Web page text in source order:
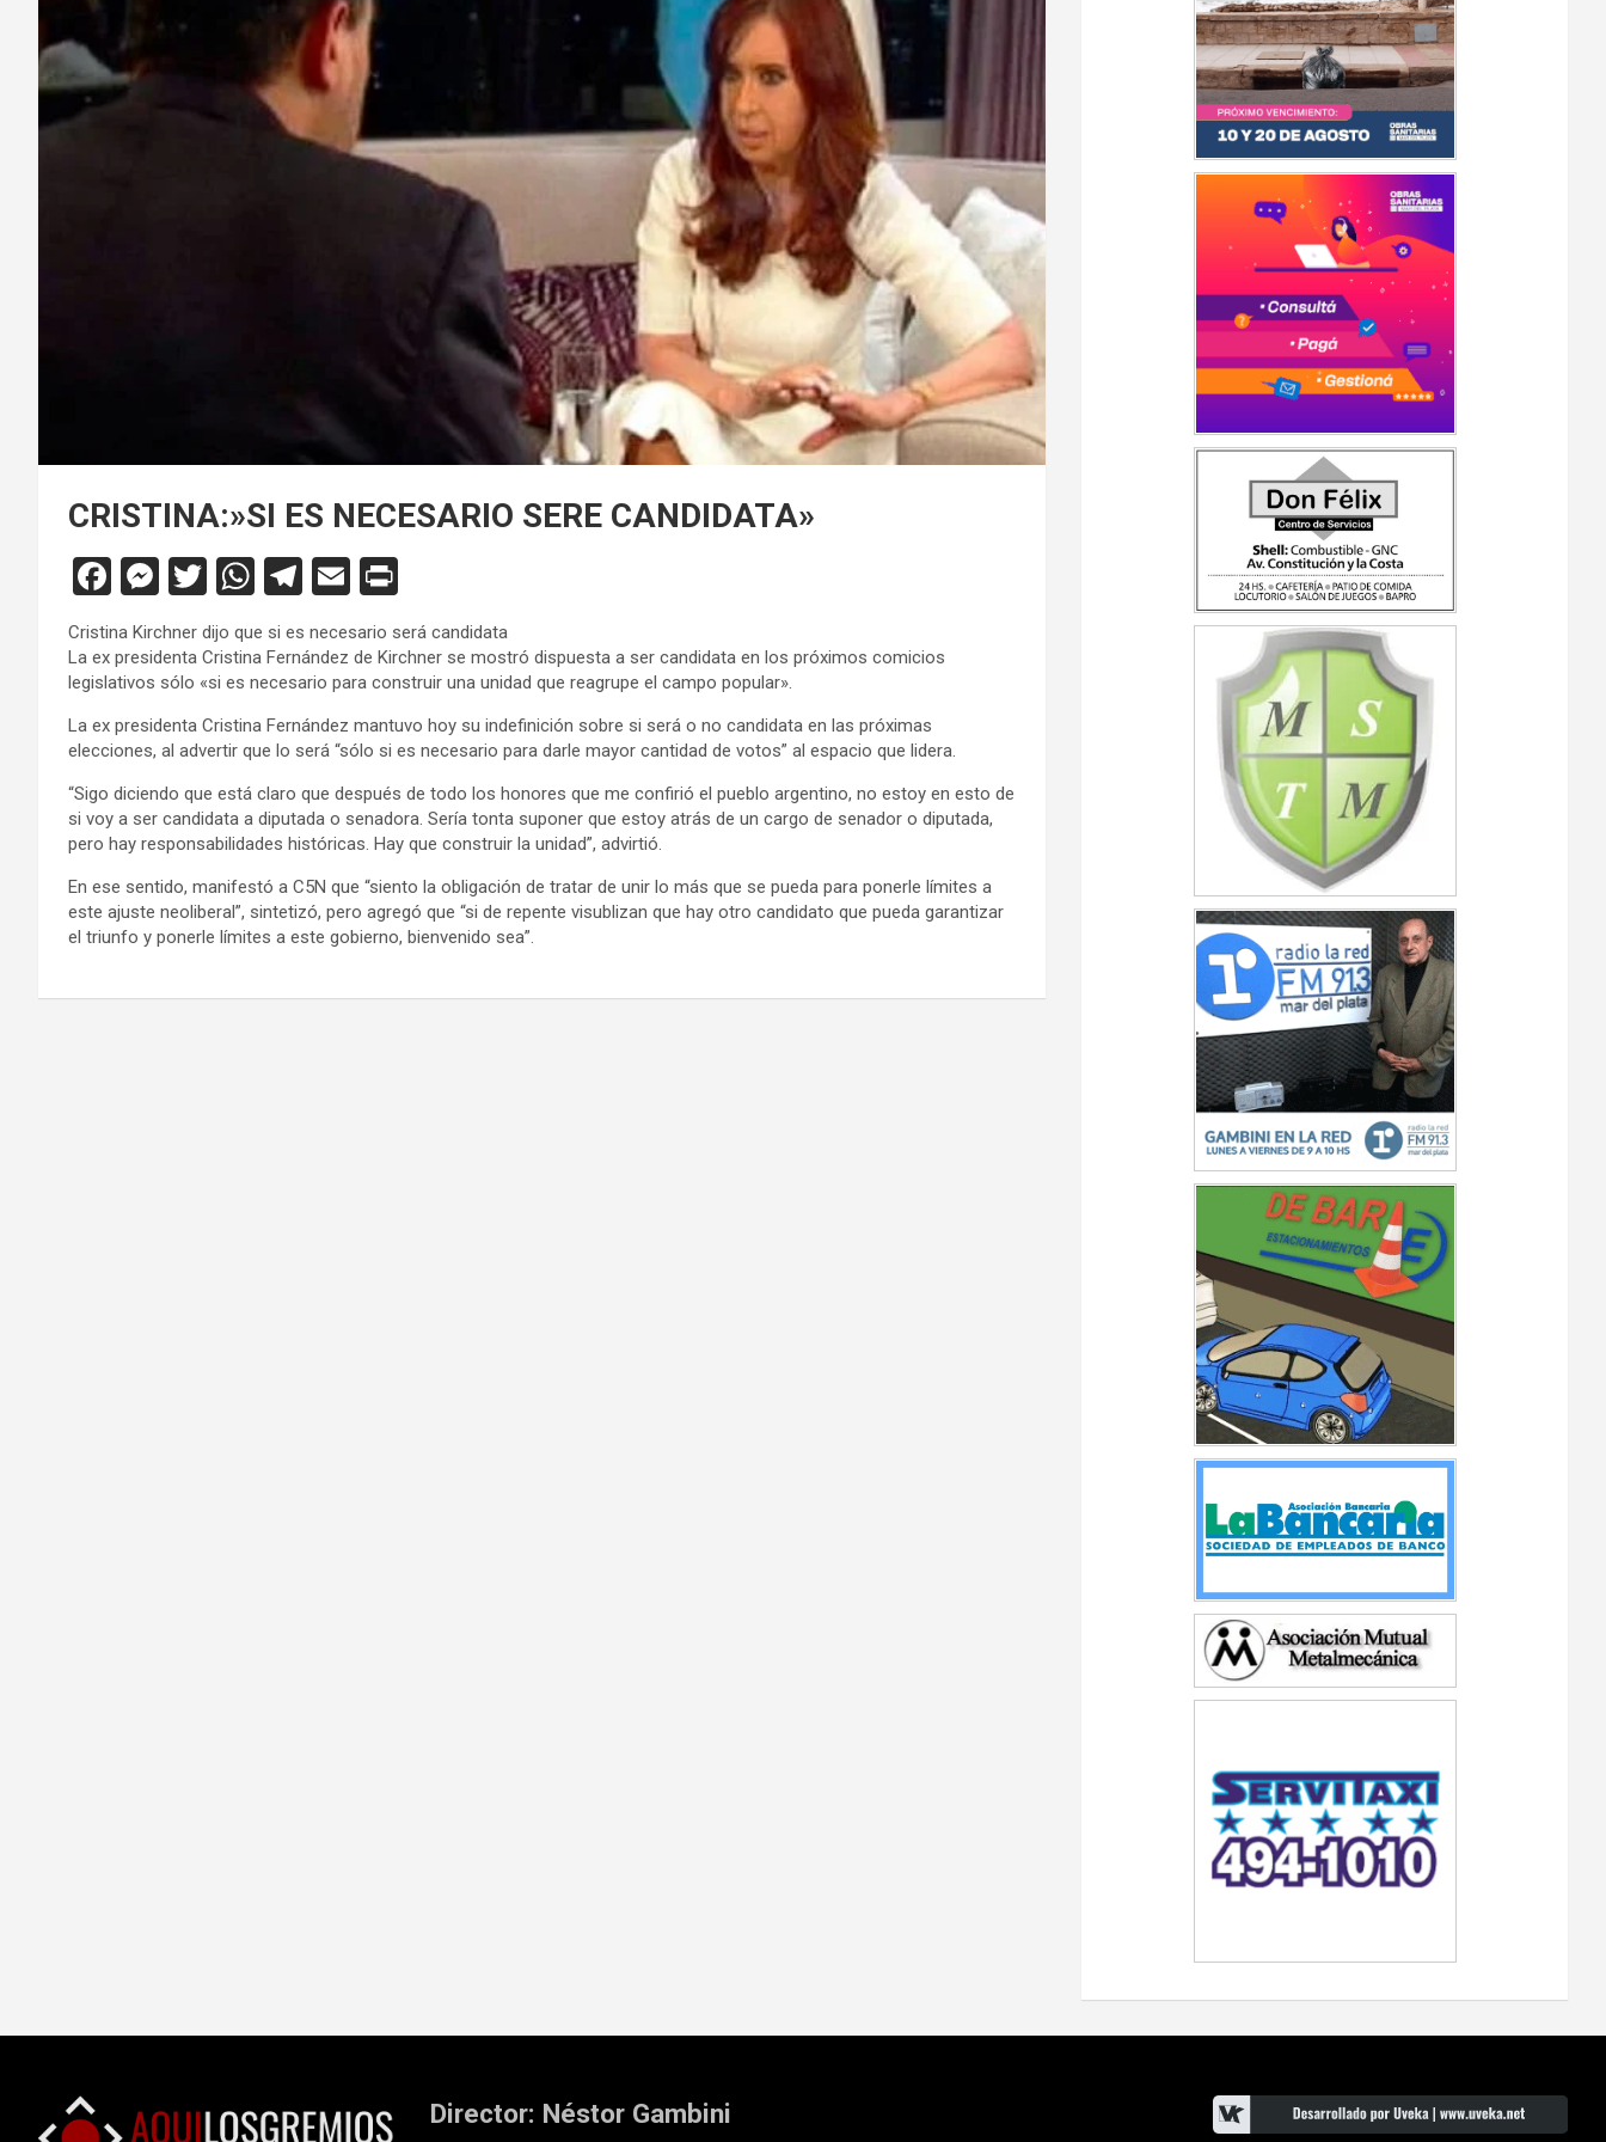
CRISTINA:»SI ES NECESARIO SERE CANDIDATA»
F
ce
b
o
o
k
M
es
se
n
g
er
T
wi
tt
er
W
at
s
A
p
p
T
e
gr
a
m
E
m
ail
in
tF
ri
e
n
dl
y
Cristina Kirchner dijo que si es necesario será candidata
La ex presidenta Cristina Fernández de Kirchner se mostró dispuesta a ser candidata en los próximos comicios
legislativos sólo «si es necesario para construir una unidad que reagrupe el campo popular».
La ex presidenta Cristina Fernández mantuvo hoy su indefinición sobre si será o no candidata en las próximas
elecciones, al advertir que lo será “sólo si es necesario para darle mayor cantidad de votos” al espacio que lidera.
“Sigo diciendo que está claro que después de todo los honores que me confirió el pueblo argentino, no estoy en esto de
si voy a ser candidata a diputada o senadora. Sería tonta suponer que estoy atrás de un cargo de senador o diputada,
pero hay responsabilidades históricas. Hay que construir la unidad”, advirtió.
En ese sentido, manifestó a C5N que “siento la obligación de tratar de unir lo más que se pueda para ponerle límites a
este ajuste neoliberal”, sintetizó, pero agregó que “si de repente visublizan que hay otro candidato que pueda garantizar
el triunfo y ponerle límites a este gobierno, bienvenido sea”.
Director: Néstor Gambini